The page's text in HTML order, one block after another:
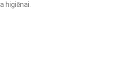
higiēnai.